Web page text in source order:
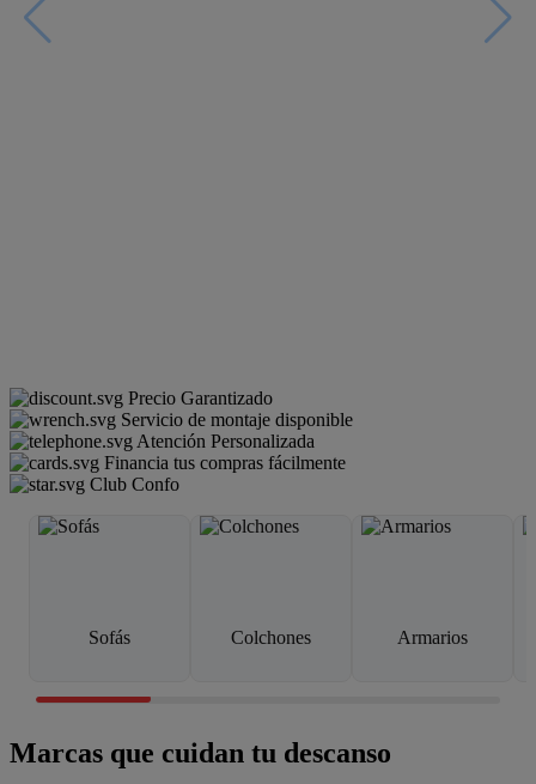
Precio Garantizado
Servicio de montaje disponible
Atención Personalizada
Financia tus compras fácilmente
Club Confo
Sofás Colchones Armarios
Marcas que cuidan tu descanso